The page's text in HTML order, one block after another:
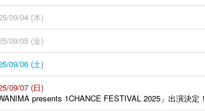
09/04 (木)
09/05 (金)
09/06 (土)
09/07 (日)
presents 1CHANCE FESTIVAL 2025」出演決定！